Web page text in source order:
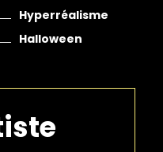
Hyperréalisme
Halloween